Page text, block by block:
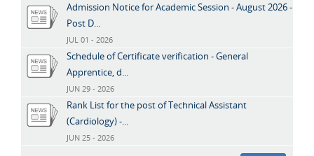
Admission Notice for Academic Session - August 2026 -
Post D...
JUL 01 - 2026
Schedule of Certificate verification - General
Apprentice, d...
JUN 29 - 2026
Rank List for the post of Technical Assistant
(Cardiology) -...
JUN 25 - 2026